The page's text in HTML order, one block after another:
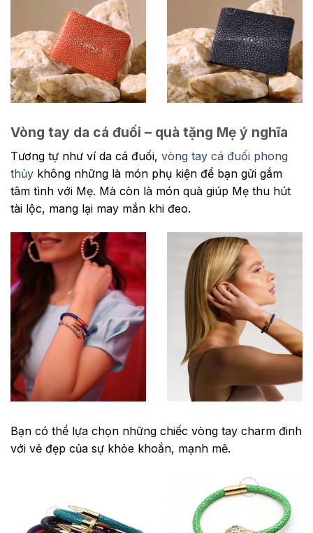
Vòng tay da cá đuối – quà tặng Mẹ ý nghĩa
Tương tự như ví da cá đuối, vòng tay cá đuối phong
thủy không những là món phụ kiện để bạn gửi gắm
tâm tình với Mẹ. Mà còn là món quà giúp Mẹ thu hút
tài lộc, mang lại may mắn khi đeo.
Bạn có thể lựa chọn những chiếc vòng tay charm đinh
với vẻ đẹp của sự khỏe khoắn, mạnh mẽ.